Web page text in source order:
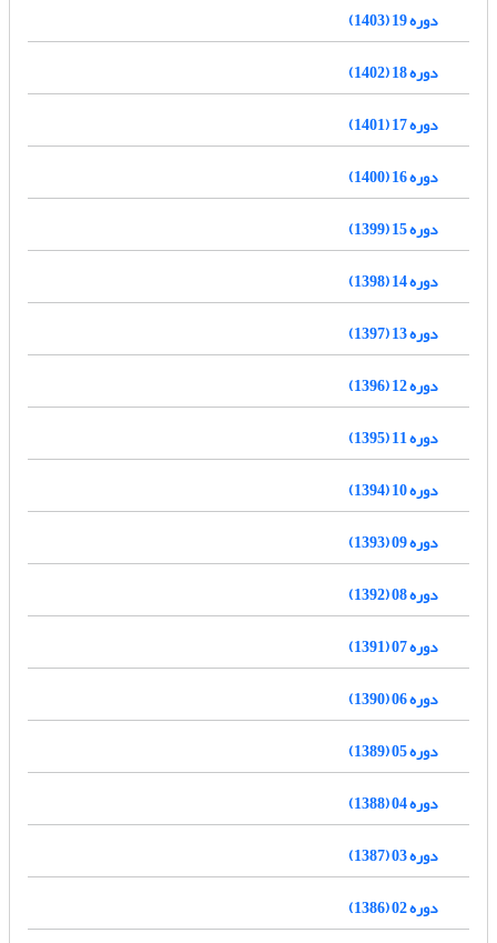
دوره 19 (1403)
دوره 18 (1402)
دوره 17 (1401)
دوره 16 (1400)
دوره 15 (1399)
دوره 14 (1398)
دوره 13 (1397)
دوره 12 (1396)
دوره 11 (1395)
دوره 10 (1394)
دوره 09 (1393)
دوره 08 (1392)
دوره 07 (1391)
دوره 06 (1390)
دوره 05 (1389)
دوره 04 (1388)
دوره 03 (1387)
دوره 02 (1386)